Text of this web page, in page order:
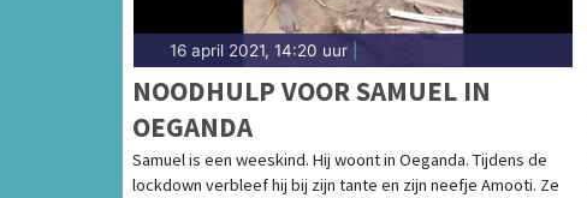
16 april 2021, 14:20 uur
NOODHULP VOOR SAMUEL IN
OEGANDA
Samuel is een weeskind. Hij woont in Oeganda. Tijdens de
lockdown verbleef hij bij zijn tante en zijn neefje Amooti. Ze